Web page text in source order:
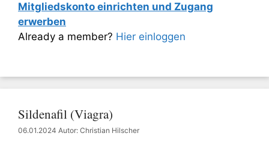
Mitgliedskonto einrichten und Zugang
erwerben
Already a member? Hier einloggen
Sildenafil (Viagra)
06.01.2024 Autor: Christian Hilscher